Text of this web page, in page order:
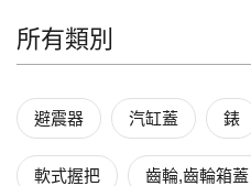
所有類別
避震器 汽缸蓋 錶
軟式握把 齒輪,齒輪箱